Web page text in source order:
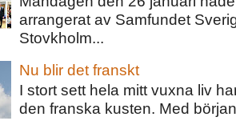
arrangerat av Samfundet
Stovkholm...
Nu blir det franskt
I stort sett hela mitt vuxna liv
den franska kusten. Med